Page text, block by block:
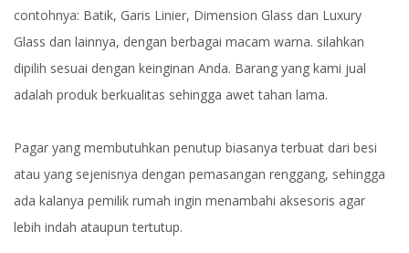
contohnya: Batik, Garis Linier, Dimension Glass dan Luxury
Glass dan lainnya, dengan berbagai macam warna. silahkan
dipilih sesuai dengan keinginan Anda. Barang yang kami jual
adalah produk berkualitas sehingga awet tahan lama.
Pagar yang membutuhkan penutup biasanya terbuat dari besi
atau yang sejenisnya dengan pemasangan renggang, sehingga
ada kalanya pemilik rumah ingin menambahi aksesoris agar
lebih indah ataupun tertutup.